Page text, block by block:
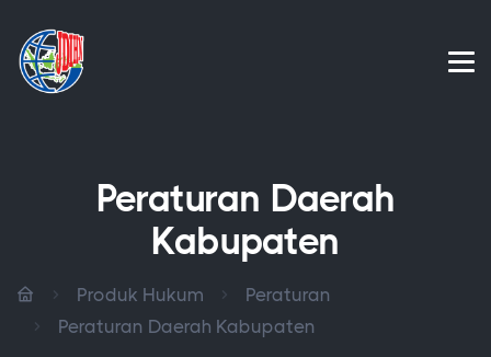
Peraturan Daerah
Kabupaten
Produk Hukum
Peraturan
Peraturan Daerah Kabupaten